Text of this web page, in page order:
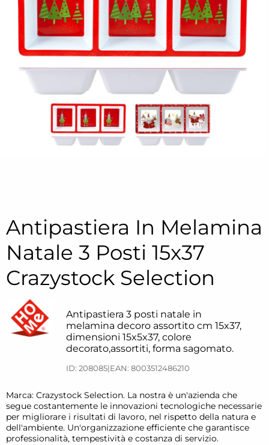
Antipastiera In Melamina
Natale 3 Posti 15x37
Crazystock Selection
Antipastiera 3 posti natale in
melamina decoro assortito cm 15x37,
dimensioni 15x5x37, colore
decorato,assortiti, forma sagomato.
ID: 208085|EAN: 8003512486210
Marca: Crazystock Selection. La nostra è un'azienda che
segue costantemente le innovazioni tecnologiche necessarie
per migliorare i risultati di lavoro, nel rispetto della natura e
dell'ambiente. Un'organizzazione efficiente che garantisce
professionalità, tempestività e costanza di servizio.